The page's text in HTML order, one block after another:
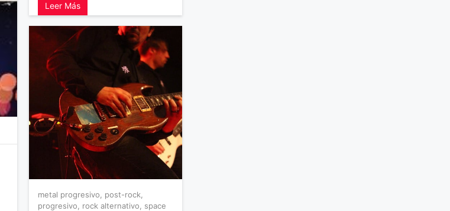
Leer Más
metal progresivo post-rock
progresivo
rock alternativo
space